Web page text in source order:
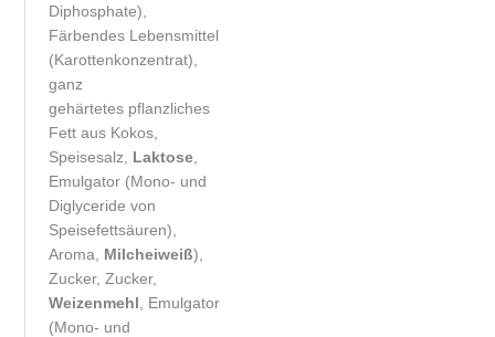
Diphosphate),
Färbendes Lebensmittel
(Karottenkonzentrat),
ganz
gehärtetes pflanzliches
Fett aus Kokos,
Speisesalz, Laktose,
Emulgator (Mono- und
Diglyceride von
Speisefettsäuren),
Aroma, Milcheiweiß),
Zucker, Zucker,
Weizenmehl , Emulgator
(Mono- und